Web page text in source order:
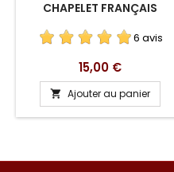
CHAPELET FRANÇAIS
6 avis
Prix
15,00 €
 Ajouter au panier